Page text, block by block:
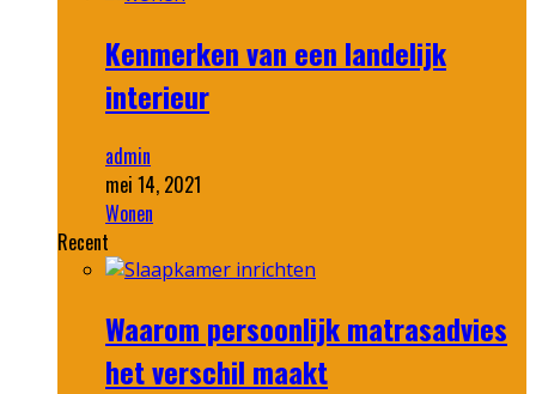
Kenmerken van een landelijk
interieur
admin
mei 14, 2021
Wonen
Recent
Waarom persoonlijk matrasadvies
het verschil maakt